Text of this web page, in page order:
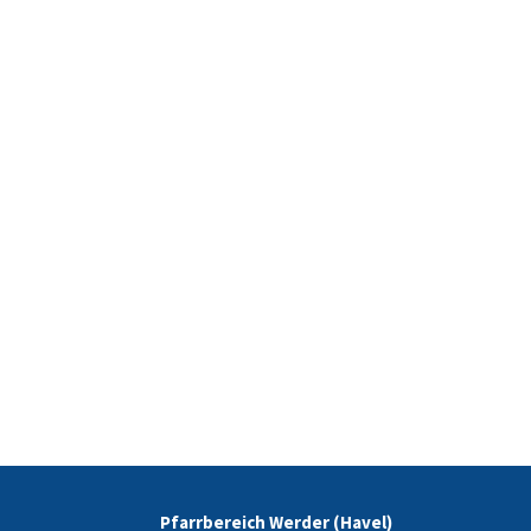
Pfarrbereich Werder (Havel)